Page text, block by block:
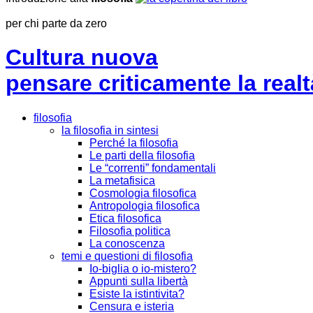
per chi parte da zero
Cultura nuova
pensare criticamente la
filosofia
la filosofia in sintesi
Perché la filosofia
Le parti della filosofia
Le “correnti” fondamentali
La metafisica
Cosmologia filosofica
Antropologia filosofica
Etica filosofica
Filosofia politica
La conoscenza
temi e questioni di filosofia
Io-biglia o io-mistero?
Appunti sulla libertà
Esiste la istintivita?
Censura e isteria